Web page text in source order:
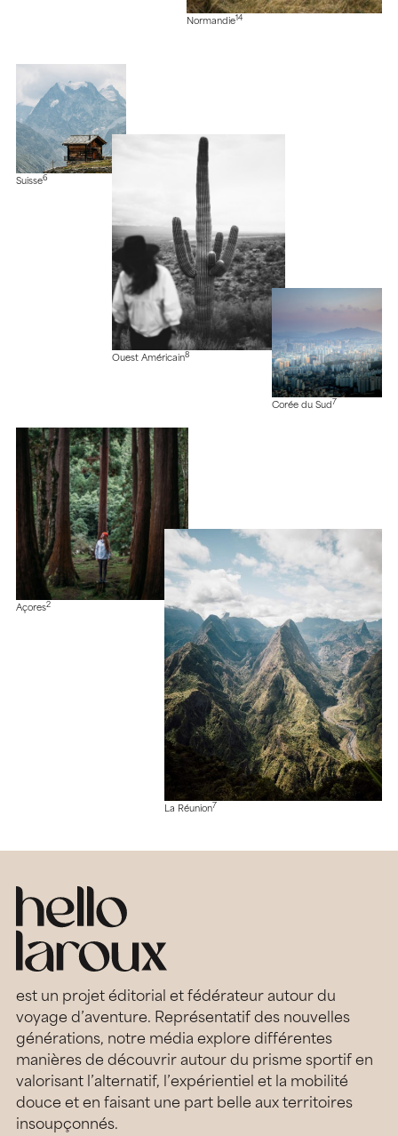
Normandie14
Suisse6
Ouest Américain8
Corée du Sud 7
Açores2
La Réunion7
est un projet éditorial et fédérateur autour du
voyage d’aventure. Représentatif des nouvelles
générations, notre média explore différentes
manières de découvrir autour du prisme sportif en
valorisant l’alternatif, l’expérientiel et la mobilité
douce et en faisant une part belle aux territoires
insoupçonnés.